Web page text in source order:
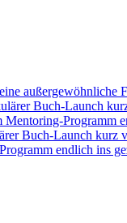
außergewöhnliche
Buch-Launch
Mentoring-Programm
Buch-Launch kurz
endlich ins